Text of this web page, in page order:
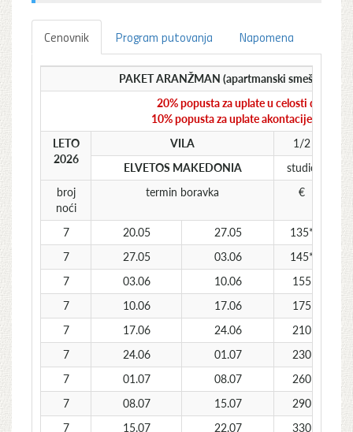
Cenovnik Program putovanja Napomena
PAKET ARANŽMAN (apartmanski smeštaj i
20% popusta za uplate u celosti do
10% popusta za uplate akontacije do
LETO
2026
VILA 1/2
ELVETOS MAKEDONIA
studio
broj
noći
termin boravka €
7 20.05 27.05 135*
7
27.05 03.06 145*
7
03.06 10.06 155
7
10.06 17.06 175
7
17.06 24.06 210
7
24.06 01.07 230
7
01.07 08.07 260
7
08.07 15.07 290
7
15.07 22.07 330